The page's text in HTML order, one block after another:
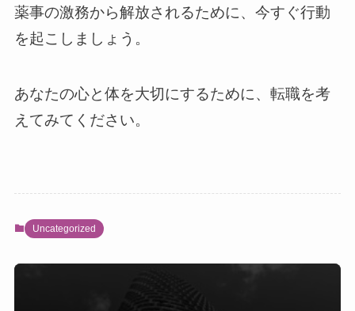
薬事の激務から解放されるために、今すぐ行動
を起こしましょう。
あなたの心と体を大切にするために、転職を考
えてみてください。
Uncategorized